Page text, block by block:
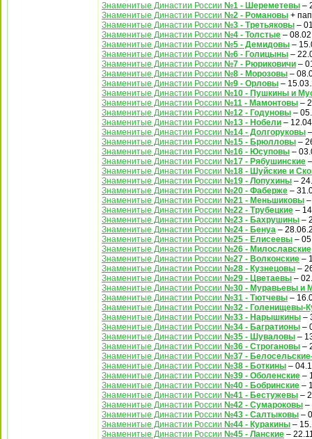
Знаменитые Династии России №1 - Шереметевы –
Знаменитые Династии России №2 - Романовы +
Знаменитые Династии России №3 - Третьяковы –
Знаменитые Династии России №4 - Толстые –
Знаменитые Династии России №5 - Демидовы –
Знаменитые Династии России №6 - Голицыны –
Знаменитые Династии России №7 - Рюриковичи –
Знаменитые Династии России №8 - Морозовы –
Знаменитые Династии России №9 - Орловы –
Знаменитые Династии России №10 - Пушкины и
Знаменитые Династии России №11 - Мамонтовы –
Знаменитые Династии России №12 - Годуновы –
Знаменитые Династии России №13 - Нобели –
Знаменитые Династии России №14 - Долгоруковы
Знаменитые Династии России №15 - Брюлловы –
Знаменитые Династии России №16 - Юсуповы –
Знаменитые Династии России №17 - Рябушинские
Знаменитые Династии России №18 - Шуйские и
Знаменитые Династии России №19 - Лопухины –
Знаменитые Династии России №20 - Фаберже –
Знаменитые Династии России №21 - Меньшиковы
Знаменитые Династии России №22 - Трубецкие –
Знаменитые Династии России №23 - Бахрушины –
Знаменитые Династии России №24 - Бенуа –
Знаменитые Династии России №25 - Елисеевы –
Знаменитые Династии России №26 - Милославские
Знаменитые Династии России №27 - Волконские –
Знаменитые Династии России №28 - Кузнецовы –
Знаменитые Династии России №29 - Цветаевы –
Знаменитые Династии России №30 - Муравьевы и
Знаменитые Династии России №31 - Тютчевы –
Знаменитые Династии России №32 - Голенищевы-
Знаменитые Династии России №33 - Нарышкины –
Знаменитые Династии России №34 - Багратионы –
Знаменитые Династии России №35 - Шуваловы –
Знаменитые Династии России №36 - Строгановы –
Знаменитые Династии России №37 -
Знаменитые Династии России №38 - Боткины –
Знаменитые Династии России №39 - Оболенские –
Знаменитые Династии России №40 - Бобринские –
Знаменитые Династии России №41 - Бестужевы –
Знаменитые Династии России №42 - Сумароковы –
Знаменитые Династии России №43 - Салтыковы –
Знаменитые Династии России №44 - Куракины –
Знаменитые Династии России №45 - Ланские –